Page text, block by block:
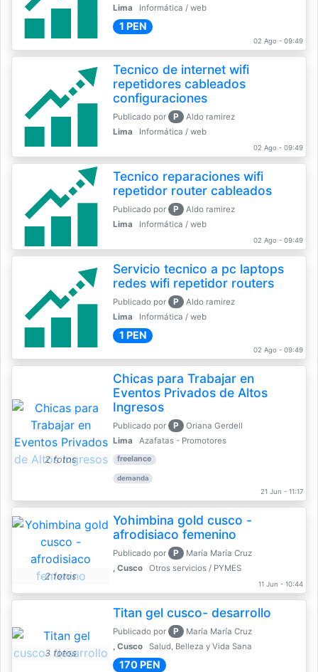
Lima
Informática / web
1 PEN
02 Ago - 09:49
Tecnico de internet wifi
repetidores cableados
configuraciones
Publicado por P
Aldo ramirez
Lima
Informática / web
02 Ago - 09:49
Tecnico reparaciones wifi
repetidor router cableados
Publicado por P
Aldo ramirez
Lima
Informática / web
02 Ago - 09:49
Servicio tecnico a pc laptops
redes wifi repetidor routers
Publicado por P
Aldo ramirez
Lima
Informática / web
1 PEN
02 Ago - 09:49
2 fotos
Chicas para Trabajar en
Eventos Privados de Altos
Ingresos
Publicado por P
Oriana Gerdell
Lima
Azafatas - Promotores
freelance
demanda
21 Jun - 11:17
2 fotos
Yohimbina gold cusco -
afrodisiaco femenino
Publicado por P
María María Cruz
, Cusco
Otros servicios / PYMES
11 Jun - 10:44
3 fotos
Titan gel cusco- desarrollo
Publicado por P
María María Cruz
, Cusco
Salud, Belleza y Vida Sana
170 PEN